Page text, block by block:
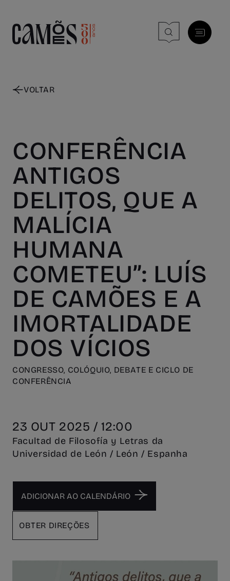
VOLTAR
CONFERÊNCIA
ANTIGOS
DELITOS, QUE A
MALÍCIA
HUMANA
COMETEU”: LUÍS
DE CAMÕES E A
IMORTALIDADE
DOS VÍCIOS
CONGRESSO, COLÓQUIO, DEBATE E CICLO DE
CONFERÊNCIA
23 OUT 2025 / 12:00
Facultad de Filosofía y Letras da
Universidad de León / León / Espanha
OBTER DIREÇÕES